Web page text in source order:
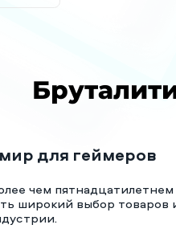
для геймеров
чем пятнадцатилетнем
широкий выбор товаров